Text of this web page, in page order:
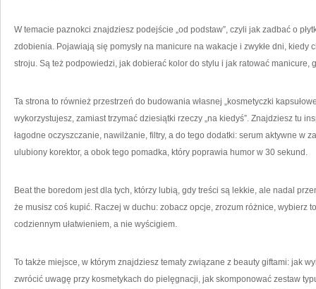
W temacie paznokci znajdziesz podejście „od podstaw”, czyli jak zadbać o
zdobienia. Pojawiają się pomysły na manicure na wakacje i zwykłe dni, kiedy
stroju. Są też podpowiedzi, jak dobierać kolor do stylu i jak ratować manicure,
Ta strona to również przestrzeń do budowania własnej „kosmetyczki
wykorzystujesz, zamiast trzymać dziesiątki rzeczy „na kiedyś”. Znajdziesz tu
łagodne oczyszczanie, nawilżanie, filtry, a do tego dodatki: serum aktywne w
ulubiony korektor, a obok tego pomadka, który poprawia humor w 30 sekund.
Beat the boredom jest dla tych, którzy lubią, gdy treści są lekkie, ale nadal
że musisz coś kupić. Raczej w duchu: zobacz opcje, zrozum różnice, wybierz
codziennym ułatwieniem, a nie wyścigiem.
To także miejsce, w którym znajdziesz tematy związane z beauty giftami: jak
zwrócić uwagę przy kosmetykach do pielęgnacji, jak skomponować zestaw